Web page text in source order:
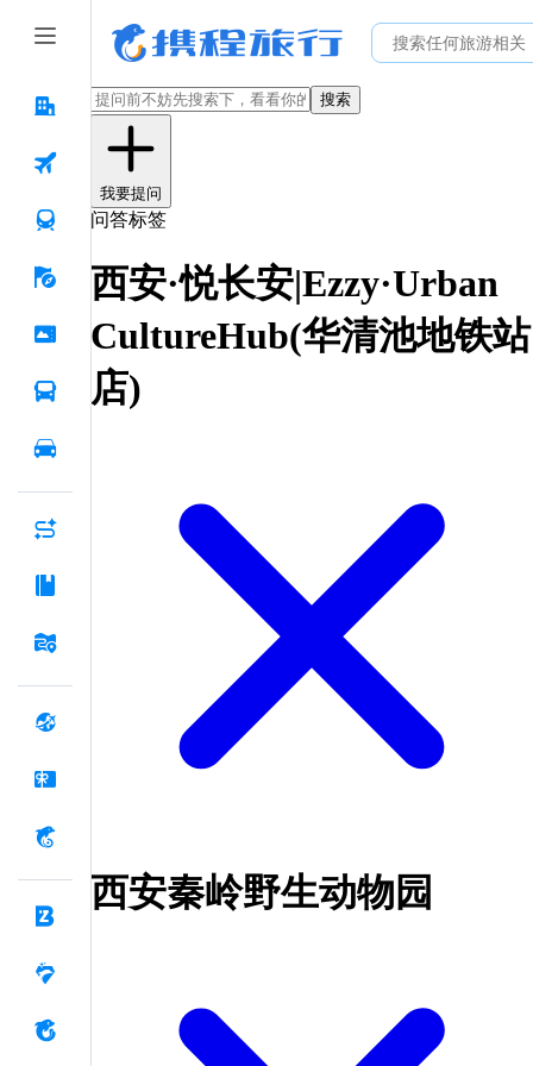
搜索
我要提问
问答标签
西安·悦长安|Ezzy·Urban
CultureHub(华清池地铁站
店)
西安秦岭野生动物园